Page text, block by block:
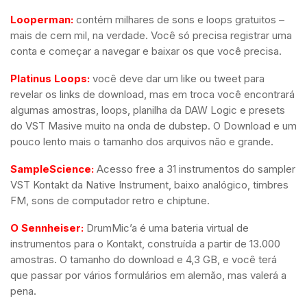
Looperman: contém milhares de sons e loops gratuitos –
mais de cem mil, na verdade. Você só precisa registrar uma
conta e começar a navegar e baixar os que você precisa.
Platinus Loops: você deve dar um like ou tweet para
revelar os links de download, mas em troca você encontrará
algumas amostras, loops, planilha da DAW Logic e presets
do VST Masive muito na onda de dubstep. O Download e um
pouco lento mais o tamanho dos arquivos não e grande.
SampleScience: Acesso free a 31 instrumentos do sampler
VST Kontakt da Native Instrument, baixo analógico, timbres
FM, sons de computador retro e chiptune.
O Sennheiser: DrumMic’a é uma bateria virtual de
instrumentos para o Kontakt, construída a partir de 13.000
amostras. O tamanho do download e 4,3 GB, e você terá
que passar por vários formulários em alemão, mas valerá a
pena.